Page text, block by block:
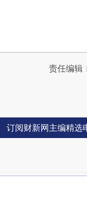
责任编辑
订阅财新网主编精选